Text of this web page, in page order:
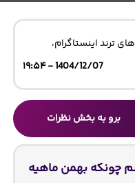
ترند اینستاگرام،
1404/12/07 - ۱۹:۵۴
برو به بخش نظرات
چونکه بهمن ماهیه